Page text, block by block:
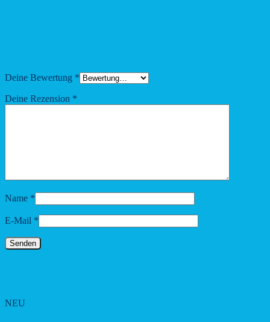
Deine Bewertung *
Deine Rezension *
Name *
E-Mail *
NEU